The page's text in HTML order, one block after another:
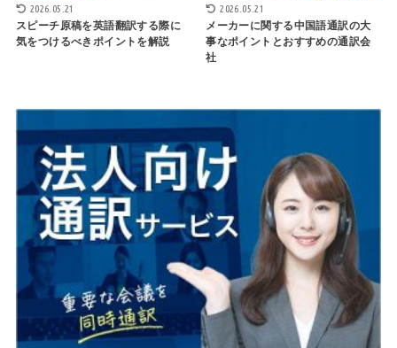
2026.05.21
スピーチ原稿を英語翻訳する際に
気をつけるべきポイントを解説
2026.05.21
メーカーに関する中国語通訳の大
事なポイントとおすすめの通訳会
社